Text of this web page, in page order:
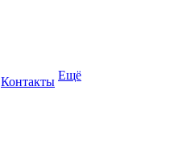
Контакты Ещё